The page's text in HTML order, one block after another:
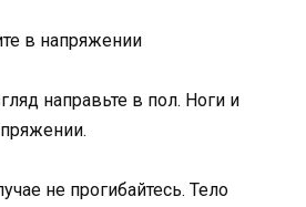
в напряжении
направьте в пол. Ноги и
не прогибайтесь. Тело